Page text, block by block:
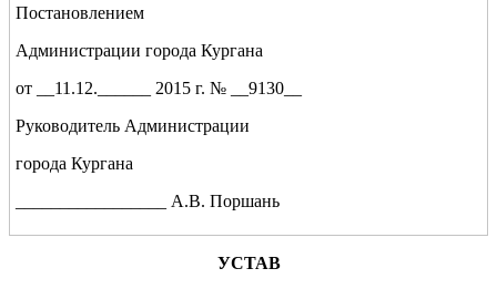
Постановлением
Администрации города Кургана
от __11.12.______ 2015 г. № __9130__
Руководитель Администрации
города Кургана
_________________ А.В. Поршань
УСТАВ